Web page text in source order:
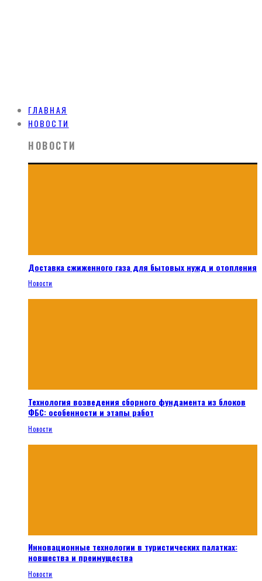
ГЛАВНАЯ
НОВОСТИ
НОВОСТИ
Доставка сжиженного газа для бытовых нужд и отопления
Новости
Технология возведения сборного фундамента из блоков
ФБС: особенности и этапы работ
Новости
Инновационные технологии в туристических палатках:
новшества и преимущества
Новости